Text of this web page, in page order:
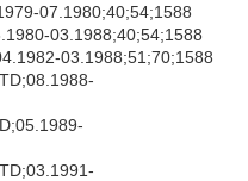
07.1980;40;54;1588
03.1988;40;54;1588
03.1988;51;70;1588